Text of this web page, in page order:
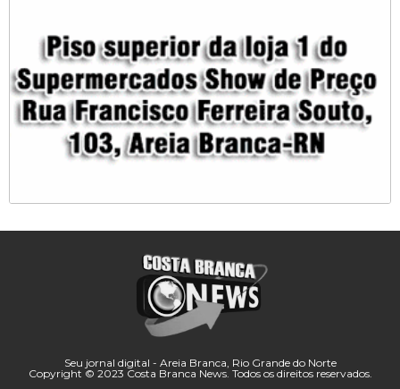
Seu jornal digital - Areia Branca, Rio Grande do Norte
Copyright © 2023 Costa Branca News. Todos os direitos reservados.